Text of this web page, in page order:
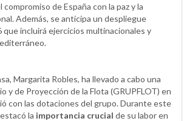
de España con la paz y la
Además, se anticipa un despliegue
incluirá ejercicios multinacionales y
Margarita Robles, ha llevado a cabo una
y de Proyección de la Flota (GRUPFLOT) en
con las dotaciones del grupo. Durante este
la importancia crucial de su labor en